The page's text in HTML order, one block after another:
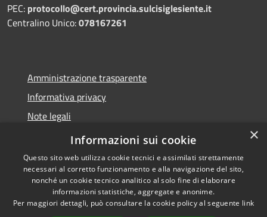
PEC: protocollo@cert.provincia.sulcisiglesiente.it
Centralino Unico:078167261
Amministrazione trasparente
Informativa privacy
Note legali
Dichiarazione di accessibilità
Accessibilità
Copyright © 2026 • Provincia
del Sulcis Iglesiente • Powered
×
Informazioni sui cookie
Questo sito web utilizza cookie tecnici e assimilati strettamente
necessari al corretto funzionamento e alla navigazione del sito,
nonché un cookie tecnico analitico al solo fine di elaborare
informazioni statistiche, aggregate e anonime.
Per maggiori dettagli, può consultare la cookie policy al seguente link